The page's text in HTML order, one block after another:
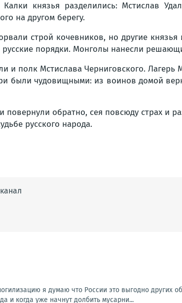
князья разделились: Мстислав
на другом берегу.
строй кочевников, но другие
порядки. Монголы нанесли
и полк Мстислава Черниговского. Лагерь
были чудовищными: из воинов домой
обратно, сея повсюду страх и
русского народа.
я думаю что России это выгодно других
и когда уже начнут долбить мусарни...